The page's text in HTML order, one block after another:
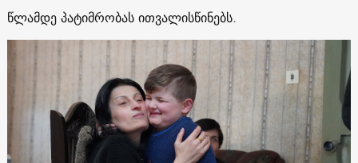
წლამდე პატიმრობას ითვალისწინებს.